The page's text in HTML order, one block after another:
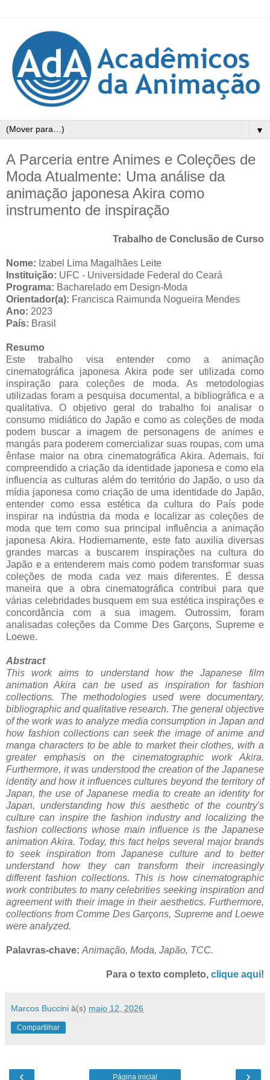
▼
A Parceria entre Animes e Coleções de
Moda Atualmente: Uma análise da
animação japonesa Akira como
instrumento de inspiração
Trabalho de Conclusão de Curso
Nome: Izabel Lima Magalhães Leite
Instituição: UFC - Universidade Federal do Ceará
Programa: Bacharelado em Design-Moda
Orientador(a): Francisca Raimunda Nogueira Mendes
Ano: 2023
País: Brasil
Resumo
Este trabalho visa entender como a animação
cinematográfica japonesa Akira pode ser utilizada como
inspiração para coleções de moda. As metodologias
utilizadas foram a pesquisa documental, a bibliográfica e a
qualitativa. O objetivo geral do trabalho foi analisar o
consumo midiático do Japão e como as coleções de moda
podem buscar a imagem de personagens de animes e
mangás para poderem comercializar suas roupas, com uma
ênfase maior na obra cinematográfica Akira. Ademais, foi
compreendido a criação da identidade japonesa e como ela
influencia as culturas além do território do Japão, o uso da
mídia japonesa como criação de uma identidade do Japão,
entender como essa estética da cultura do País pode
inspirar na indústria da moda e localizar as coleções de
moda que tem como sua principal influência a animação
japonesa Akira. Hodiernamente, este fato auxilia diversas
grandes marcas a buscarem inspirações na cultura do
Japão e a entenderem mais como podem transformar suas
coleções de moda cada vez mais diferentes. É dessa
maneira que a obra cinematográfica contribui para que
várias celebridades busquem em sua estética inspirações e
concordância com a sua imagem. Outrossim, foram
analisadas coleções da Comme Des Garçons, Supreme e
Loewe.
Abstract
This work aims to understand how the Japanese film
animation Akira can be used as inspiration for fashion
collections. The methodologies used were documentary,
bibliographic and qualitative research. The general objective
of the work was to analyze media consumption in Japan and
how fashion collections can seek the image of anime and
manga characters to be able to market their clothes, with a
greater emphasis on the cinematographic work Akira.
Furthermore, it was understood the creation of the Japanese
identity and how it influences cultures beyond the territory of
Japan, the use of Japanese media to create an identity for
Japan, understanding how this aesthetic of the country's
culture can inspire the fashion industry and localizing the
fashion collections whose main influence is the Japanese
animation Akira. Today, this fact helps several major brands
to seek inspiration from Japanese culture and to better
understand how they can transform their increasingly
different fashion collections. This is how cinematographic
work contributes to many celebrities seeking inspiration and
agreement with their image in their aesthetics. Furthermore,
collections from Comme Des Garçons, Supreme and Loewe
were analyzed.
Palavras-chave: Animação, Moda, Japão, TCC.
Para o texto completo, clique aqui!
Marcos Buccini à(s) maio 12, 2026
Compartilhar
‹ ›
Página inicial